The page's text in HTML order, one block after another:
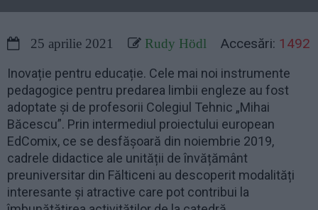
25 aprilie 2021 Rudy Hödl Accesări: 1492
Inovație pentru educație. Cele mai noi instrumente
pedagogice pentru predarea limbii engleze au fost
adoptate și de profesorii Colegiul Tehnic „Mihai
Băcescu”. Prin intermediul proiectului european
EdComix, ce se desfășoară din noiembrie 2019,
cadrele didactice ale unității de învățământ
preuniversitar din Fălticeni au descoperit modalități
interesante și atractive care pot contribui la